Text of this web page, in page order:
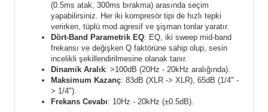
(0.5ms atak, 300ms bırakma) arasında seçim
yapabilirsiniz. Her iki kompresör tipi de hızlı tepki
verirken, tüplü mod agresif ve şişman tonlar yaratır.
Dört-Band Parametrik EQ: EQ, iki sweep mid-band
frekansı ve değişken Q faktörüne sahip olup, sesin
incelikli şekillendirilmesine olanak tanır.
Dinamik Aralık: >100dB (20Hz - 20kHz aralığında).
Maksimum Kazanç: 83dB (XLR -> XLR), 65dB (1/4" -
> 1/4").
Frekans Cevabı: 10Hz - 20kHz (±0.5dB).